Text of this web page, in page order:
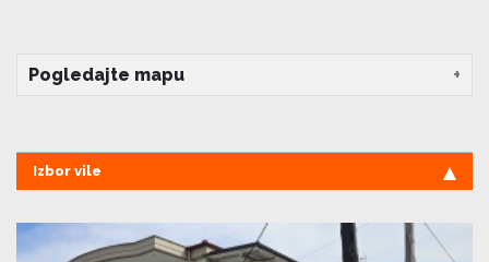
Pogledajte mapu
Izbor vile